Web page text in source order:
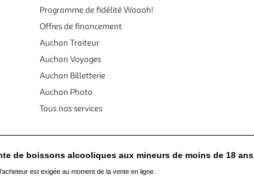
Programme de fidélité Waaoh!
Offres de financement
Auchan Traiteur
Auchan Voyages
Auchan Billetterie
Auchan Photo
Tous nos services
de boissons alcooliques aux mineurs de moins de 18 ans
est exigée au moment de la vente en ligne.